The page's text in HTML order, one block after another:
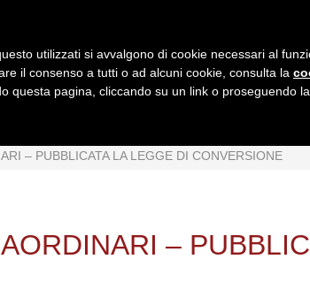
– PUBBLICATA LA LEGGE DI CONVERSIONE
–
utilizzati si avvalgono di cookie necessari al
il consenso a tutti o ad alcuni cookie, consulta la
questa pagina, cliccando su un link o proseguendo